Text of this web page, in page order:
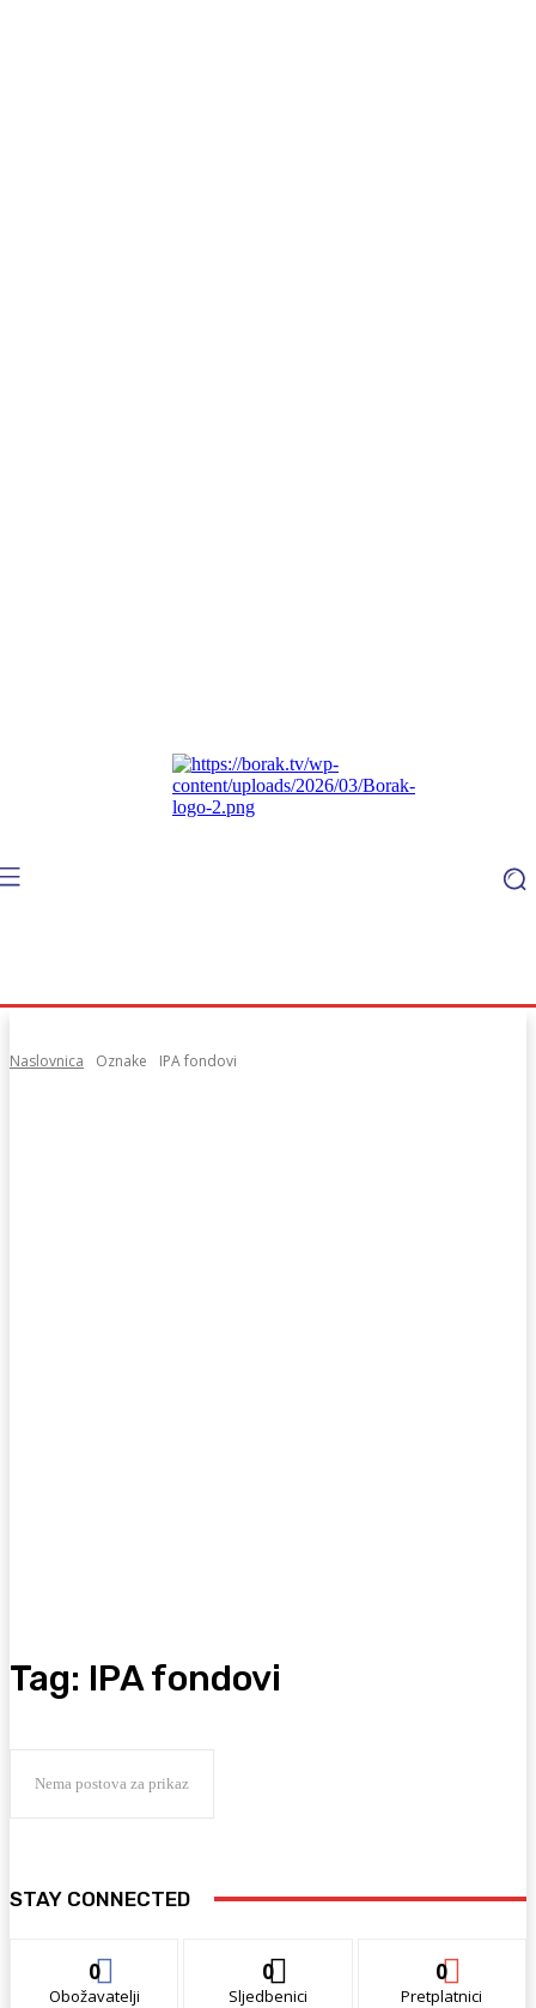
Naslovnica Oznake IPA fondovi
Tag: IPA fondovi
Nema postova za prikaz
STAY CONNECTED
0
Obožavatelji
0
Sljedbenici
0
Pretplatnici